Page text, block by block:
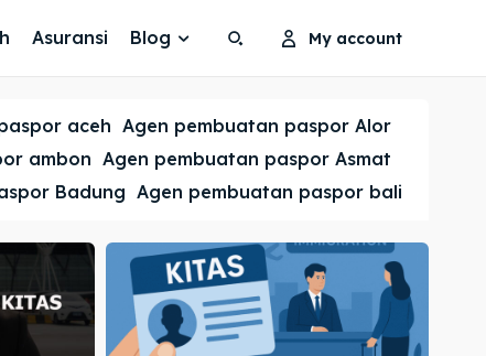
Asuransi Blog My account
aceh Agen pembuatan paspor Alor
ambon Agen pembuatan paspor Asmat
Badung Agen pembuatan paspor bali